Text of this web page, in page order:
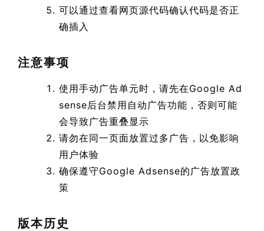
可以通过查看网页源代码确认代码是否正
确插入
注意事项
使用手动广告单元时，请先在Google Ad
sense后台禁用自动广告功能，否则可能
会导致广告重叠显示
请勿在同一页面放置过多广告，以免影响
用户体验
确保遵守Google Adsense的广告放置政
策
版本历史